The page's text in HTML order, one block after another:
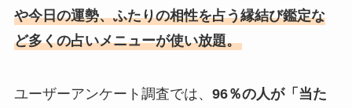
や今日の運勢、ふたりの相性を占う縁結び鑑定な
ど多くの占いメニューが使い放題。
ユーザーアンケート調査では、 96％の人が「当た